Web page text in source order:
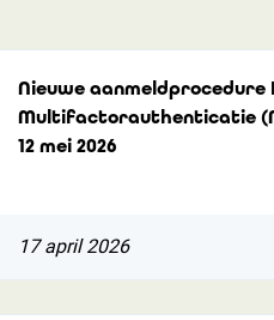
Nieuwe aanmeldprocedure
Multifactorauthenticatie
12 mei 2026
17 april 2026